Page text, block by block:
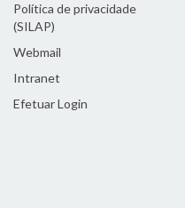
Política de privacidade
(SILAP)
Webmail
Intranet
Efetuar Login